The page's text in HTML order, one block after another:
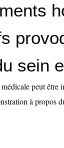
sein
peut être
à propos